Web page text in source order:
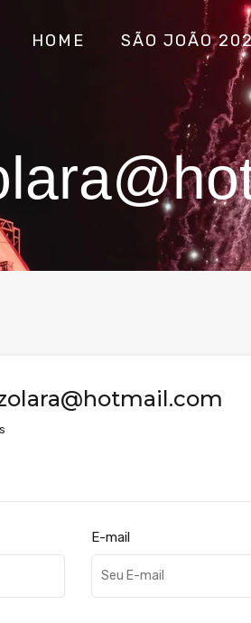
HOME SÃO JOÃO
E-mail